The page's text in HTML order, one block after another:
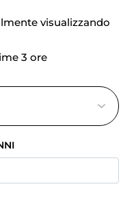
visualizzando
3 ore